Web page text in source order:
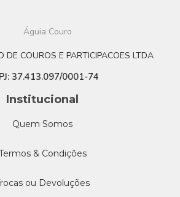
DE COUROS E PARTICIPACOES LTDA
37.413.097/0001-74
Institucional
Quem Somos
& Condições
ou Devoluções